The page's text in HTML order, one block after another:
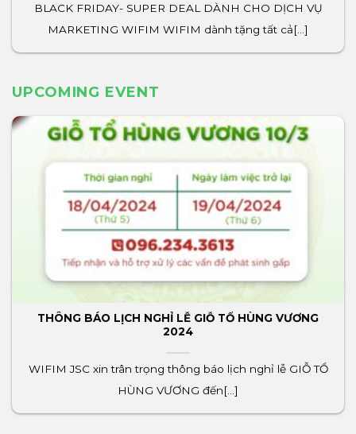
BLACK FRIDAY- SUPER DEAL DÀNH CHO DỊCH VỤ
MARKETING WIFIM WIFIM dành tặng tất cả[...]
UPCOMING EVENT
THÔNG BÁO LỊCH NGHỈ LỄ GIỖ TỔ HÙNG VƯƠNG
2024
WIFIM JSC xin trân trọng thông báo lịch nghỉ lễ GIỖ TỔ
HÙNG VƯƠNG đến[...]